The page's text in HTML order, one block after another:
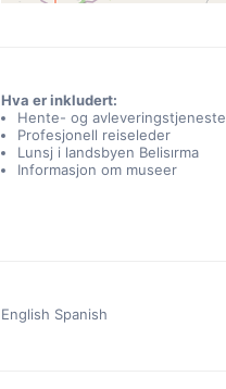
Hva er inkludert:
Hente- og avleveringstjeneste
Profesjonell reiseleder
Lunsj i landsbyen Belisırma
Informasjon om museer
English Spanish